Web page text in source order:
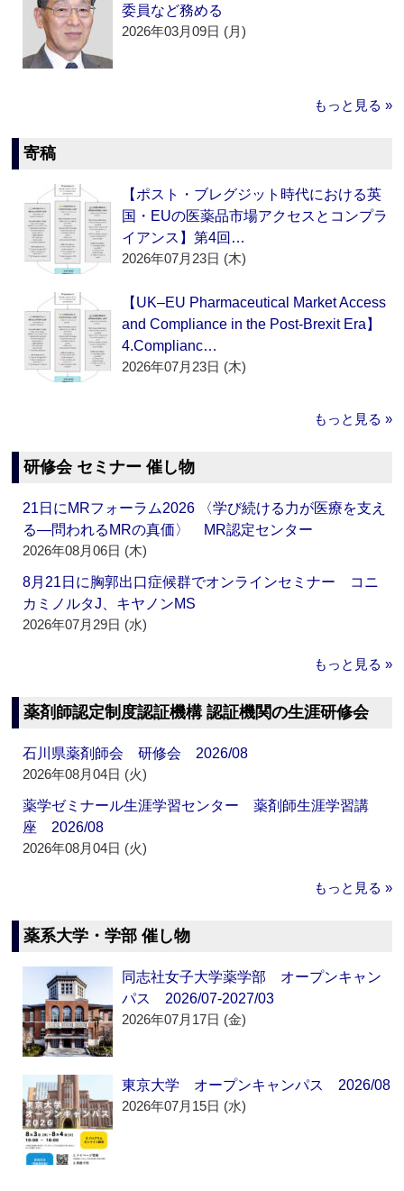
委員など務める
2026年03月09日 (月)
もっと見る »
寄稿
【ポスト・ブレグジット時代における英
国・EUの医薬品市場アクセスとコンプラ
イアンス】第4回…
2026年07月23日 (木)
【UK–EU Pharmaceutical Market Access
and Compliance in the Post-Brexit Era】
4.Complianc…
2026年07月23日 (木)
もっと見る »
研修会 セミナー 催し物
21日にMRフォーラム2026 〈学び続ける力が医療を支え
る―問われるMRの真価〉 MR認定センター
2026年08月06日 (木)
8月21日に胸郭出口症候群でオンラインセミナー コニ
カミノルタJ、キヤノンMS
2026年07月29日 (水)
もっと見る »
薬剤師認定制度認証機構 認証機関の生涯研修会
石川県薬剤師会 研修会 2026/08
2026年08月04日 (火)
薬学ゼミナール生涯学習センター 薬剤師生涯学習講
座 2026/08
2026年08月04日 (火)
もっと見る »
薬系大学・学部 催し物
同志社女子大学薬学部 オープンキャン
パス 2026/07-2027/03
2026年07月17日 (金)
東京大学 オープンキャンパス 2026/08
2026年07月15日 (水)